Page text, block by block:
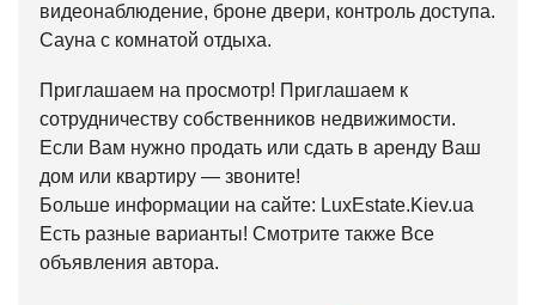
видеонаблюдение, броне двери, контроль доступа.
Сауна с комнатой отдыха.
Приглашаем на просмотр! Приглашаем к
сотрудничеству собственников недвижимости.
Если Вам нужно продать или сдать в аренду Ваш
дом или квартиру — звоните!
Больше информации на сайте: LuxEstate.Kiev.ua
Есть разные варианты! Смотрите также Все
объявления автора.